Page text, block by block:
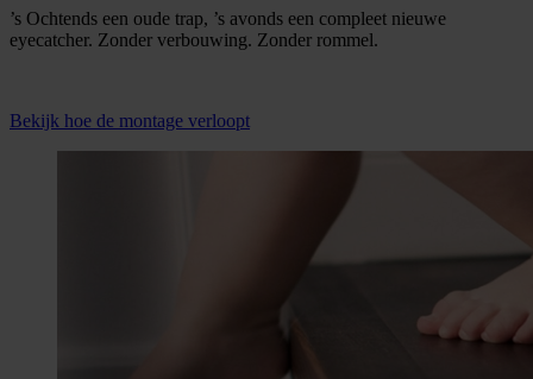
’s Ochtends een oude trap, ’s avonds een compleet nieuwe
eyecatcher. Zonder verbouwing. Zonder rommel.
Bekijk hoe de montage verloopt